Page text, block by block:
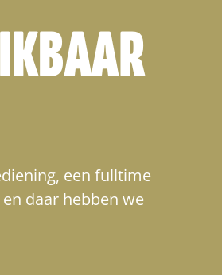
een fulltime
daar hebben we